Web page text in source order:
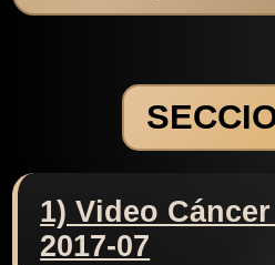
1) Video
2017-07